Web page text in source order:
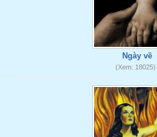
Ngày về
(Xem: 18025)